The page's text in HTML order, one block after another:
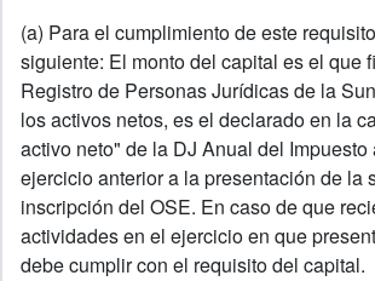
(a) Para el cumplimiento de este
siguiente: El monto del capital es el que
Registro de Personas Jurídicas de la
los activos netos, es el declarado en la
activo neto" de la DJ Anual del Impuesto
ejercicio anterior a la presentación de la
inscripción del OSE. En caso de que
actividades en el ejercicio en que
debe cumplir con el requisito del capital.